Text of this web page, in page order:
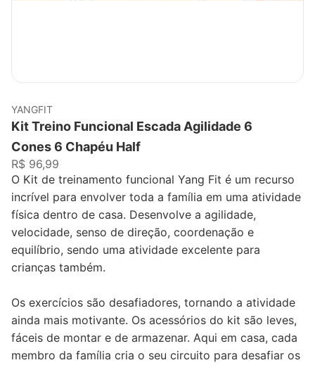
YANGFIT
Kit Treino Funcional Escada Agilidade 6
Cones 6 Chapéu Half
R$ 96,99
O Kit de treinamento funcional Yang Fit é um recurso
incrível para envolver toda a família em uma atividade
física dentro de casa. Desenvolve a agilidade,
velocidade, senso de direção, coordenação e
equilíbrio, sendo uma atividade excelente para
crianças também.
Os exercícios são desafiadores, tornando a atividade
ainda mais motivante. Os acessórios do kit são leves,
fáceis de montar e de armazenar. Aqui em casa, cada
membro da família cria o seu circuito para desafiar os